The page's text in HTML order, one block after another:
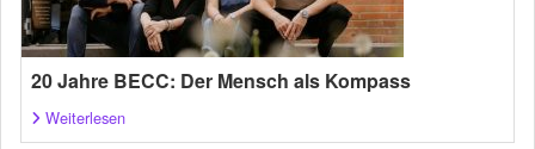
20 Jahre BECC: Der Mensch als Kompass
Weiterlesen